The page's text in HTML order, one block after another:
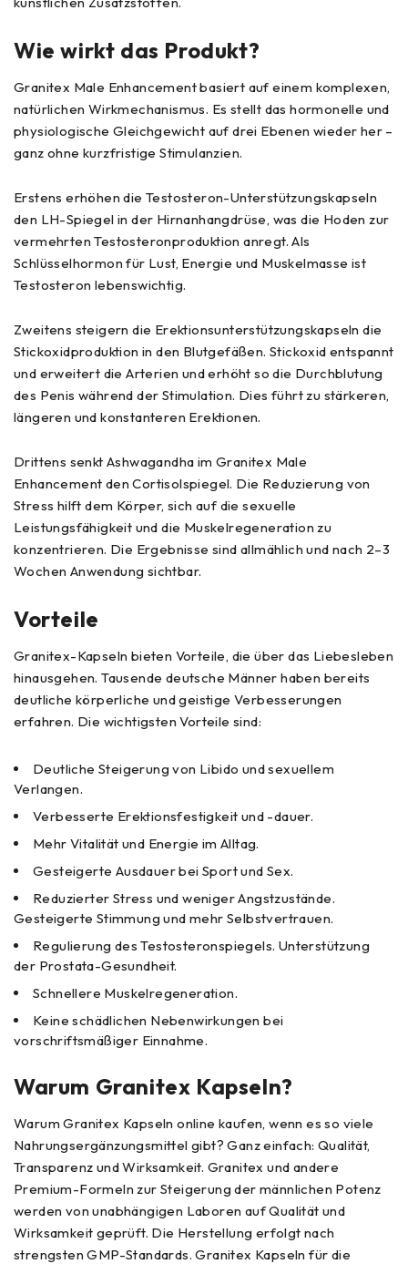
Wie wirkt das Produkt?
Granitex Male Enhancement basiert auf einem komplexen,
natürlichen Wirkmechanismus. Es stellt das hormonelle und
physiologische Gleichgewicht auf drei Ebenen wieder her –
ganz ohne kurzfristige Stimulanzien.
Erstens erhöhen die Testosteron-Unterstützungskapseln
den LH-Spiegel in der Hirnanhangdrüse, was die Hoden zur
vermehrten Testosteronproduktion anregt. Als
Schlüsselhormon für Lust, Energie und Muskelmasse ist
Testosteron lebenswichtig.
Zweitens steigern die Erektionsunterstützungskapseln die
Stickoxidproduktion in den Blutgefäßen. Stickoxid entspannt
und erweitert die Arterien und erhöht so die Durchblutung
des Penis während der Stimulation. Dies führt zu stärkeren,
längeren und konstanteren Erektionen.
Drittens senkt Ashwagandha im Granitex Male
Enhancement den Cortisolspiegel. Die Reduzierung von
Stress hilft dem Körper, sich auf die sexuelle
Leistungsfähigkeit und die Muskelregeneration zu
konzentrieren. Die Ergebnisse sind allmählich und nach 2–3
Wochen Anwendung sichtbar.
Vorteile
Granitex-Kapseln bieten Vorteile, die über das Liebesleben
hinausgehen. Tausende deutsche Männer haben bereits
deutliche körperliche und geistige Verbesserungen
erfahren. Die wichtigsten Vorteile sind:
Deutliche Steigerung von Libido und sexuellem
Verlangen.
Verbesserte Erektionsfestigkeit und -dauer.
Mehr Vitalität und Energie im Alltag.
Gesteigerte Ausdauer bei Sport und Sex.
Reduzierter Stress und weniger Angstzustände.
Gesteigerte Stimmung und mehr Selbstvertrauen.
Regulierung des Testosteronspiegels. Unterstützung
der Prostata-Gesundheit.
Schnellere Muskelregeneration.
Keine schädlichen Nebenwirkungen bei
vorschriftsmäßiger Einnahme.
Warum Granitex Kapseln?
Warum Granitex Kapseln online kaufen, wenn es so viele
Nahrungsergänzungsmittel gibt? Ganz einfach: Qualität,
Transparenz und Wirksamkeit. Granitex und andere
Premium-Formeln zur Steigerung der männlichen Potenz
werden von unabhängigen Laboren auf Qualität und
Wirksamkeit geprüft. Die Herstellung erfolgt nach
strengsten GMP-Standards. Granitex Kapseln für die